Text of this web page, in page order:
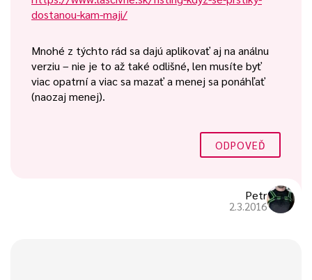
dostanou-kam-maji/
Mnohé z týchto rád sa dajú aplikovať aj na análnu
verziu – nie je to až také odlišné, len musíte byť
viac opatrní a viac sa mazať a menej sa ponáhľať
(naozaj menej).
ODPOVEĎ
Petr
2.3.2016